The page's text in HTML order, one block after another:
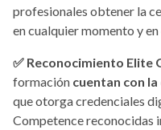
profesionales obtener la
en cualquier momento y
✅ Reconocimiento Elite
formación cuentan con
que otorga credenciales
Competence reconocidas